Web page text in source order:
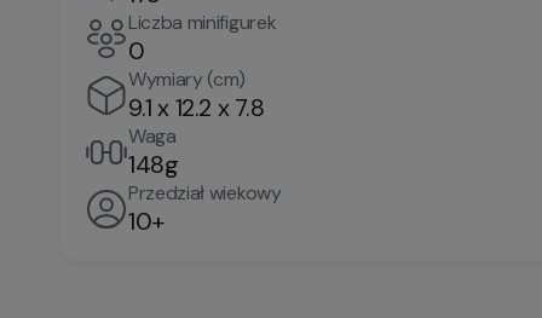
Liczba minifigurek
0
Wymiary (cm)
9.1 x 12.2 x 7.8
Waga
148g
Przedział wiekowy
10+